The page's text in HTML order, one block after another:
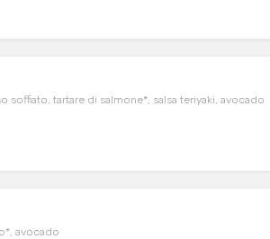
soffiato, tartare di salmone*, salsa teriyaki, avocado
avocado